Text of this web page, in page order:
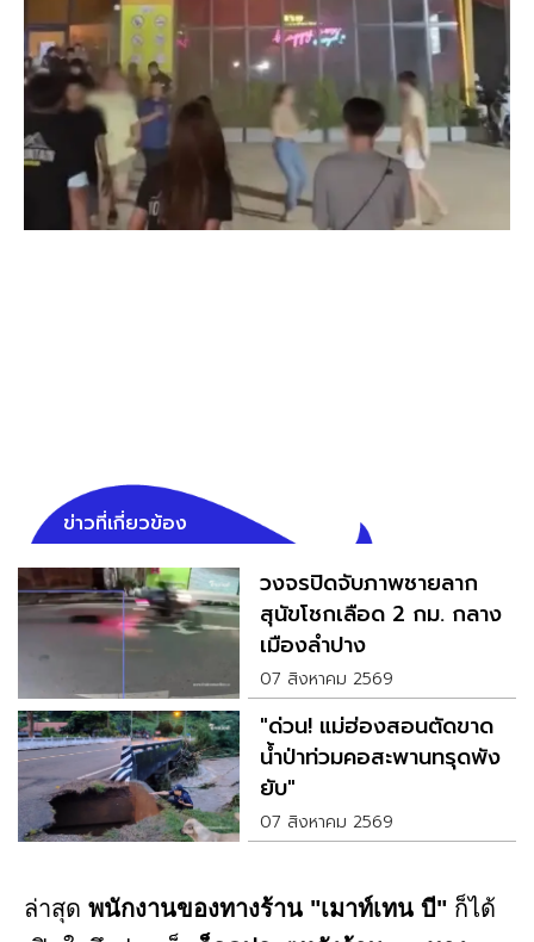
ข่าวที่เกี่ยวข้อง
วงจรปิดจับภาพชายลาก
สุนัขโชกเลือด 2 กม. กลาง
เมืองลำปาง
07 สิงหาคม 2569
"ด่วน! แม่ฮ่องสอนตัดขาด
น้ำป่าท่วมคอสะพานทรุดพัง
ยับ"
07 สิงหาคม 2569
ล่าสุด พนักงานของทางร้าน "เมาท์เทน บี" ก็ได้